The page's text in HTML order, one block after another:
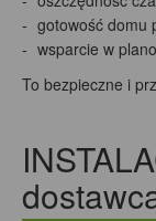
gotowość domu
wsparcie w
To bezpieczne i